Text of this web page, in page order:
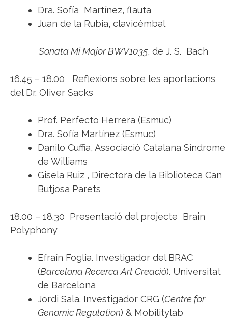
Dra. Sofía Martínez, flauta
Juan de la Rubia, clavicèmbal
Sonata Mi Major BWV1035, de J. S. Bach
16.45 – 18.00 Reflexions sobre les aportacions
del Dr. OIiver Sacks
Prof. Perfecto Herrera (Esmuc)
Dra. Sofía Martínez (Esmuc)
Danilo Cuffia, Associació Catalana Síndrome
de Williams
Gisela Ruiz , Directora de la Biblioteca Can
Butjosa Parets
18.00 – 18.30 Presentació del projecte Brain
Polyphony
Efraín Foglia. Investigador del BRAC
(Barcelona Recerca Art Creació). Universitat
de Barcelona
Jordi Sala. Investigador CRG (Centre for
Genomic Regulation) & Mobilitylab